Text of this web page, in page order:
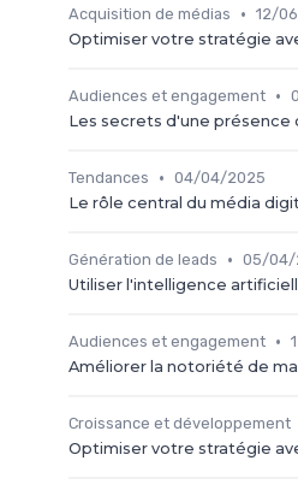
Acquisition de médias • 12/
Optimiser votre stratégie
Audiences et engagement •
Les secrets d'une
Tendances • 04/04/2025
Le rôle central du média
Génération de leads • 05/04/
Utiliser l'intelligence
Audiences et engagement •
Améliorer la notoriété de
Croissance et développement
Optimiser votre stratégie